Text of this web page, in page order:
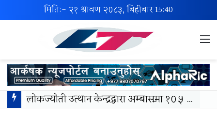
मिति:- २१ श्रावण २०८३, बिहीबार15:40
लोकज्योती उत्थान केन्द्रद्वारा अम्बासमा १०५ विपन्न विद्यार्थीलाई शैक्षिक तथा खेलकुद सामग्री वितरण